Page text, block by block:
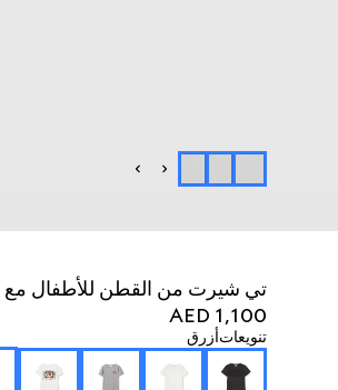
تي شيرت من القطن للأطفال مع
AED 1,100
تنويعاتأزرق